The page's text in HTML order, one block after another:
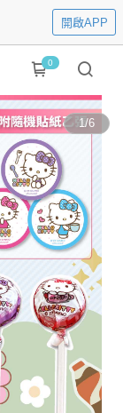
開啟APP
0
1/6